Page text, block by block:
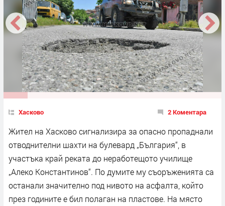
Хасково 2 Коментара
Жител на Хасково сигнализира за опасно пропаднали
отводнителни шахти на булевард „България“, в
участъка край реката до неработещото училище
„Алеко Константинов“. По думите му съоръженията са
останали значително под нивото на асфалта, който
през годините е бил полаган на пластове. На място